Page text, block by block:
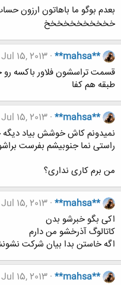
بعدم بوگو ما باهاتون ارزون حساب
خخخخخخخخخخخ
**mahsa**
Jul 15, 2013
قسمت تراسشون فلاور باکسه
طبقه هم کفا
**mahsa**
Jul 15, 2013
نمیدونم کاش خوشش بیاد دیگه
راستی نما جنوبیشم بفرست
من برم کاری نداری؟
**mahsa**
Jul 15, 2013
اکی بگو خبرشو بدن
کاتالوگ آذرخشو من دارم
اگه خاستن بدا بیان شرکت
**mahsa**
Jul 15, 2013